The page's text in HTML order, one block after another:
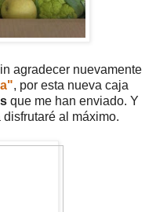
agradecer nuevamente
, por esta nueva caja
que me han enviado. Y
al máximo.